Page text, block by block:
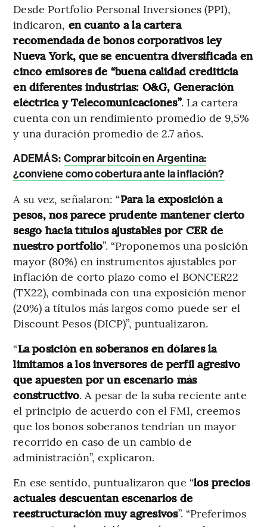
Desde Portfolio Personal Inversiones (PPI),
indicaron, en cuanto a la cartera
recomendada de bonos corporativos ley
Nueva York, que se encuentra diversificada en
cinco emisores de “buena calidad crediticia
en diferentes industrias: O&G, Generación
eléctrica y Telecomunicaciones”. La cartera
cuenta con un rendimiento promedio de 9,5%
y una duración promedio de 2.7 años.
ADEMÁS: Comprar bitcoin en Argentina:
¿conviene como cobertura ante la inflación?
A su vez, señalaron: “Para la exposición a
pesos, nos parece prudente mantener cierto
sesgo hacia títulos ajustables por CER de
nuestro portfolio”. “Proponemos una posición
mayor (80%) en instrumentos ajustables por
inflación de corto plazo como el BONCER22
(TX22), combinada con una exposición menor
(20%) a títulos más largos como puede ser el
Discount Pesos (DICP)”, puntualizaron.
“La posición en soberanos en dólares la
limitamos a los inversores de perfil agresivo
que apuesten por un escenario más
constructivo. A pesar de la suba reciente ante
el principio de acuerdo con el FMI, creemos
que los bonos soberanos tendrían un mayor
recorrido en caso de un cambio de
administración”, explicaron.
En ese sentido, puntualizaron que “los precios
actuales descuentan escenarios de
reestructuración muy agresivos”. “Preferimos